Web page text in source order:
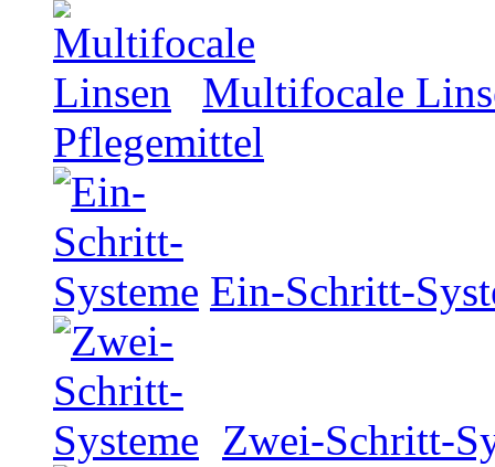
Multifocale
Pflegemittel
Ein-Schritt-
Zwei-Schritt-